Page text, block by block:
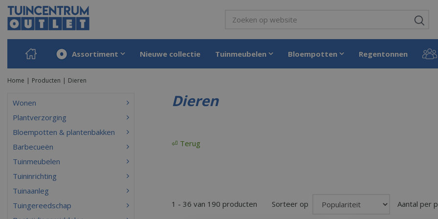
Ga
naar
content
Home Producten Dieren
Assortiment Nieuwe collectie Tuinmeubelen Bloempotten Regentonnen
Dieren
⏎ Terug
1 - 36 van 190 producten Aantal per
Sorteer op
Wonen
Plantverzorging
Bloempotten & plantenbakken
Barbecueën
Tuinmeubelen
Tuininrichting
Tuinaanleg
Tuingereedschap